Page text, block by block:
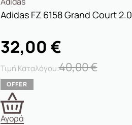
Adidas FZ 6158 Grand Court 2.0
40,00€
32,00 €
Αγορά